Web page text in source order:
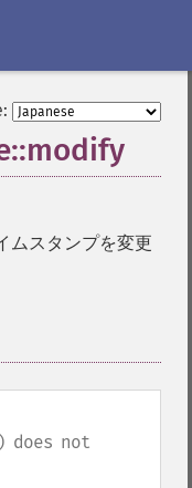
ムスタンプを変更
does not